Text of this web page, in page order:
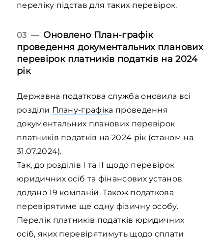
переліку підстав для таких перевірок.
03 — Оновлено План-графік
проведення документальних планових
перевірок платників податків на 2024
рік
Державна податкова служба оновила всі
розділи Плану-графіка проведення
документальних планових перевірок
платників податків на 2024 рік (станом на
31.07.2024).
Так, до розділів І та ІІ щодо перевірок
юридичних осіб та фінансових установ
додано 19 компаній. Також податкова
перевірятиме ще одну фізичну особу.
Перелік платників податків юридичних
осіб, яких перевірятимуть щодо сплати